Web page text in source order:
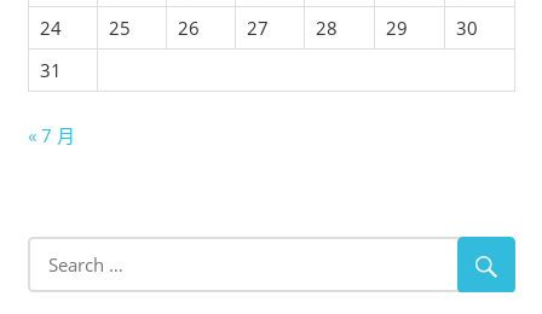
24
25 26 27 28 29
30
31
« 7 月